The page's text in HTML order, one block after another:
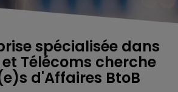
spécialisée dans
et Télécoms cherche
d'Affaires BtoB